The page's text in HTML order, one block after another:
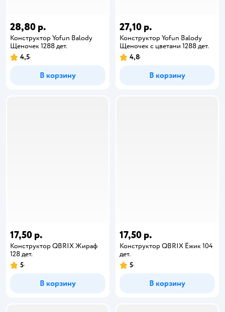
28,80 р.
Конструктор Yofun Balody
Щеночек 1288 дет.
4,5
В корзину
27,10 р.
Конструктор Yofun Balody
Щеночек с цветами 1288 дет.
4,8
В корзину
17,50 р.
Конструктор QBRIX Жираф
128 дет.
5
В корзину
17,50 р.
Конструктор QBRIX Ёжик 104
дет.
5
В корзину